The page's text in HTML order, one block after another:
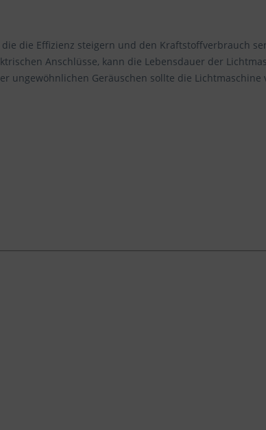
die Effizienz steigern und den Kraftstoffverbrauch
Anschlüsse, kann die Lebensdauer der
ungewöhnlichen Geräuschen sollte die Lichtmaschine